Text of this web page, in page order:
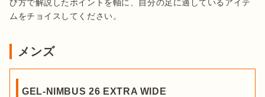
び方で解説したポイントを軸に、自分の足に適しているアイテ
ムをチョイスしてください。
メンズ
GEL-NIMBUS 26 EXTRA WIDE